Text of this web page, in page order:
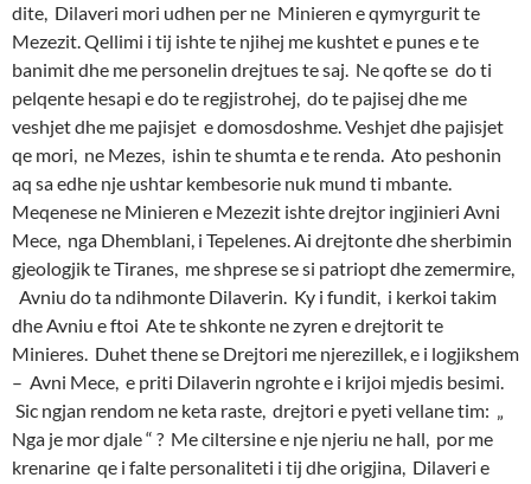
dite, Dilaveri mori udhen per ne Minieren e qymyrgurit te
Mezezit. Qellimi i tij ishte te njihej me kushtet e punes e te
banimit dhe me personelin drejtues te saj. Ne qofte se do ti
pelqente hesapi e do te regjistrohej, do te pajisej dhe me
veshjet dhe me pajisjet e domosdoshme. Veshjet dhe pajisjet
qe mori, ne Mezes, ishin te shumta e te renda. Ato peshonin
aq sa edhe nje ushtar kembesorie nuk mund ti mbante.
Meqenese ne Minieren e Mezezit ishte drejtor ingjinieri Avni
Mece, nga Dhemblani, i Tepelenes. Ai drejtonte dhe sherbimin
gjeologjik te Tiranes, me shprese se si patriopt dhe zemermire,
Avniu do ta ndihmonte Dilaverin. Ky i fundit, i kerkoi takim
dhe Avniu e ftoi Ate te shkonte ne zyren e drejtorit te
Minieres. Duhet thene se Drejtori me njerezillek, e i logjikshem
– Avni Mece, e priti Dilaverin ngrohte e i krijoi mjedis besimi.
Sic ngjan rendom ne keta raste, drejtori e pyeti vellane tim: „
Nga je mor djale “ ? Me ciltersine e nje njeriu ne hall, por me
krenarine qe i falte personaliteti i tij dhe origjina, Dilaveri e